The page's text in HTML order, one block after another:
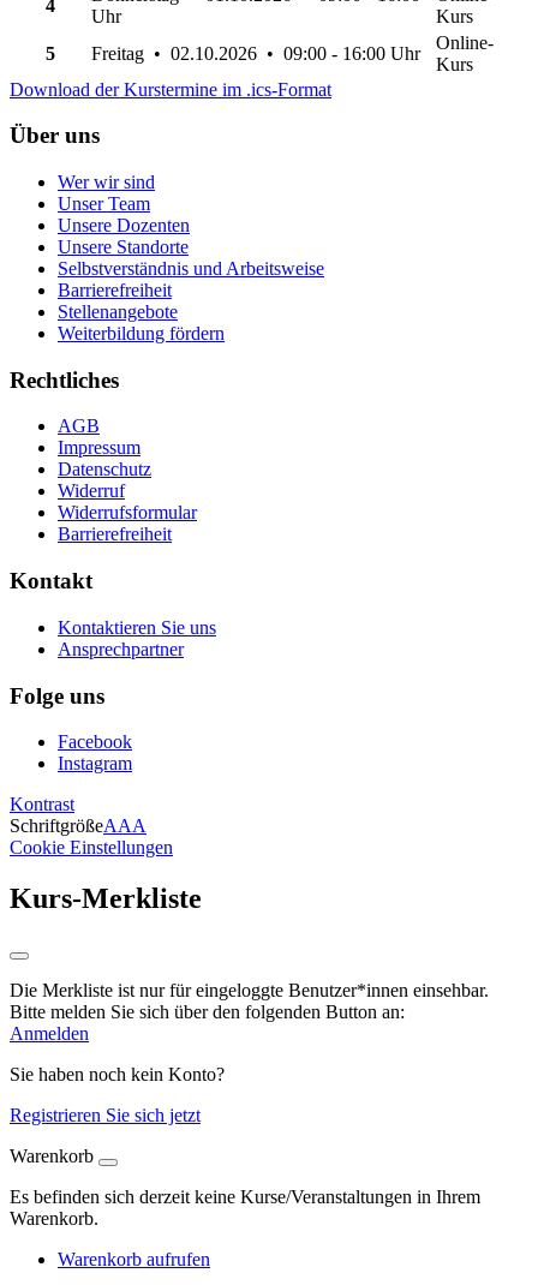
4
Uhr
Kurs
5
Freitag • 02.10.2026 • 09:00 - 16:00 Uhr
Online-
Kurs
Download der Kurstermine im .ics-Format
Über uns
Wer wir sind
Unser Team
Unsere Dozenten
Unsere Standorte
Selbstverständnis und Arbeitsweise
Barrierefreiheit
Stellenangebote
Weiterbildung fördern
Rechtliches
AGB
Impressum
Datenschutz
Widerruf
Widerrufsformular
Barrierefreiheit
Kontakt
Kontaktieren Sie uns
Ansprechpartner
Folge uns
Facebook
Instagram
Kontrast
SchriftgrößeAAA
Cookie Einstellungen
Kurs-Merkliste
Die Merkliste ist nur für eingeloggte Benutzer*innen einsehbar.
Bitte melden Sie sich über den folgenden Button an:
Anmelden
Sie haben noch kein Konto?
Registrieren Sie sich jetzt
Warenkorb
Es befinden sich derzeit keine Kurse/Veranstaltungen in Ihrem
Warenkorb.
Warenkorb aufrufen